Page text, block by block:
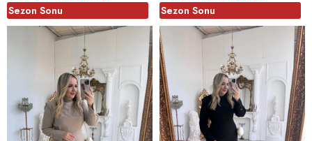
Sezon Sonu Sezon Sonu